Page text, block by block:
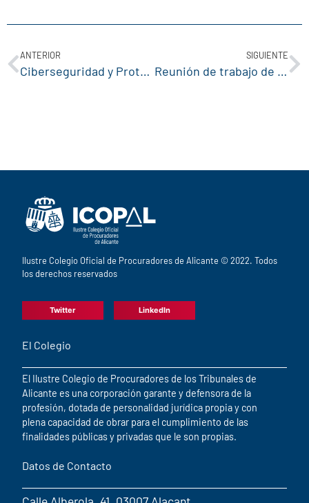
ANTERIOR
Ciberseguridad y Protección de Datos
SIGUIENTE
Reunión de trabajo de una representación de ICOPAL y el subdelegado de Gobierno de Alicante para establecer vías de colaboración
Ilustre Colegio Oficial de Procuradores de Alicante © 2022. Todos
los derechos reservados
Twitter LinkedIn
El Colegio
El Ilustre Colegio de Procuradores de los Tribunales de
Alicante es una corporación garante y defensora de la
profesión, dotada de personalidad jurídica propia y con
plena capacidad de obrar para el cumplimiento de las
finalidades públicas y privadas que le son propias.
Datos de Contacto